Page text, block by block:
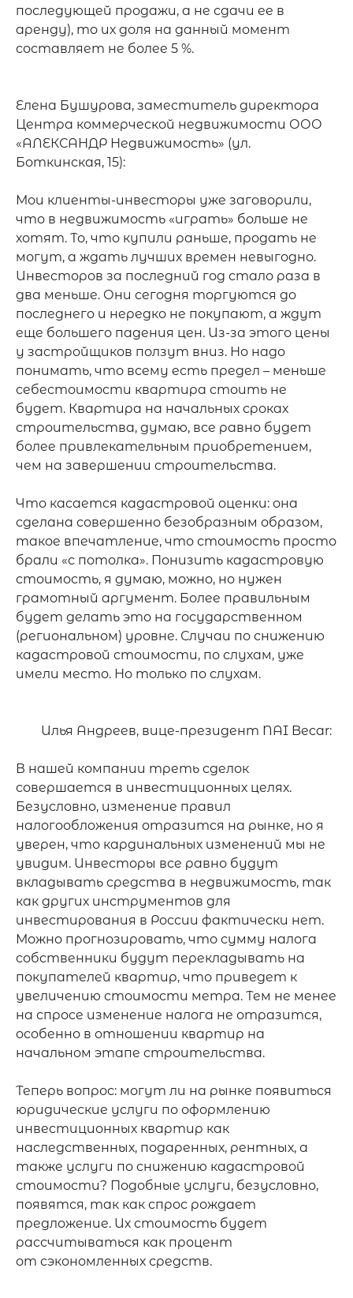
последующей продажи, а не сдачи ее в
аренду), то их доля на данный момент
составляет не более 5 %.
Елена Бушурова, заместитель директора
Центра коммерческой недвижимости ООО
«АЛЕКСАНДР Недвижимость» (ул.
Боткинская, 15):
Мои клиенты-инвесторы уже заговорили,
что в недвижимость «играть» больше не
хотят. То, что купили раньше, продать не
могут, а ждать лучших времен невыгодно.
Инвесторов за последний год стало раза в
два меньше. Они сегодня торгуются до
последнего и нередко не покупают, а ждут
еще большего падения цен. Из-за этого цены
у застройщиков ползут вниз. Но надо
понимать, что всему есть предел – меньше
себестоимости квартира стоить не
будет. Квартира на начальных сроках
строительства, думаю, все равно будет
более привлекательным приобретением,
чем на завершении строительства.
Что касается кадастровой оценки: она
сделана совершенно безобразным образом,
такое впечатление, что стоимость просто
брали «с потолка». Понизить кадастровую
стоимость, я думаю, можно, но нужен
грамотный аргумент. Более правильным
будет делать это на государственном
(региональном) уровне. Случаи по снижению
кадастровой стоимости, по слухам, уже
имели место. Но только по слухам.
В нашей компании треть сделок
совершается в инвестиционных целях.
Безусловно, изменение правил
налогообложения отразится на рынке, но я
уверен, что кардинальных изменений мы не
увидим. Инвесторы все равно будут
вкладывать средства в недвижимость, так
как других инструментов для
инвестирования в России фактически нет.
Можно прогнозировать, что сумму налога
собственники будут перекладывать на
покупателей квартир, что приведет к
увеличению стоимости метра. Тем не менее
на спросе изменение налога не отразится,
особенно в отношении квартир на
начальном этапе строительства.
Теперь вопрос: могут ли на рынке появиться
юридические услуги по оформлению
инвестиционных квартир как
наследственных, подаренных, рентных, а
также услуги по снижению кадастровой
стоимости? Подобные услуги, безусловно,
появятся, так как спрос рождает
предложение. Их стоимость будет
рассчитываться как процент
от сэкономленных средств.